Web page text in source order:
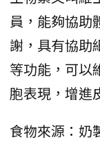
員，能夠協助
謝，具有協助
等功能，可以
胞表現，增進
食物來源：奶